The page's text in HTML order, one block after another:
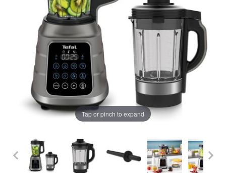
LA PLIMBARE
CAMERA COPILULUI
JUCARII
MARSUPII BEBELUSI
LEAGANE COPII
BALANSOARE COPII
BABY MONITORS
Tap or pinch to expand
Chrome cu detalii negre